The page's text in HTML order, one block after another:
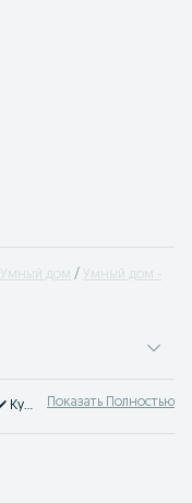
Умный дом
Умный дом -
Продажа товаров для умного дома Мирабад ✔️ Купить умный дом новый или б/у по доступной цене ☝ Большой выбор смарт-гаджетов на OLX.uz! Показать Полностью